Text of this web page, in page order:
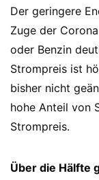
Der geringere
Zuge der
oder Benzin
Strompreis ist
bisher nicht
hohe Anteil von
Strompreis.
Über die Hälfte